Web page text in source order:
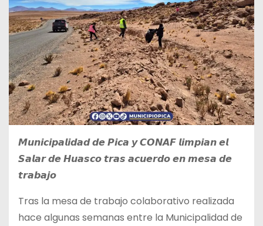
𝙈𝙪𝙣𝙞𝙘𝙞𝙥𝙖𝙡𝙞𝙙𝙖𝙙 𝙙𝙚 𝙋𝙞𝙘𝙖 𝙮 𝘾𝙊𝙉𝘼𝙁 𝙡𝙞𝙢𝙥𝙞𝙖𝙣 𝙚𝙡
𝙎𝙖𝙡𝙖𝙧 𝙙𝙚 𝙃𝙪𝙖𝙨𝙘𝙤 𝙩𝙧𝙖𝙨 𝙖𝙘𝙪𝙚𝙧𝙙𝙤 𝙚𝙣 𝙢𝙚𝙨𝙖 𝙙𝙚
𝙩𝙧𝙖𝙗𝙖𝙟𝙤
Tras la mesa de trabajo colaborativo realizada
hace algunas semanas entre la Municipalidad de